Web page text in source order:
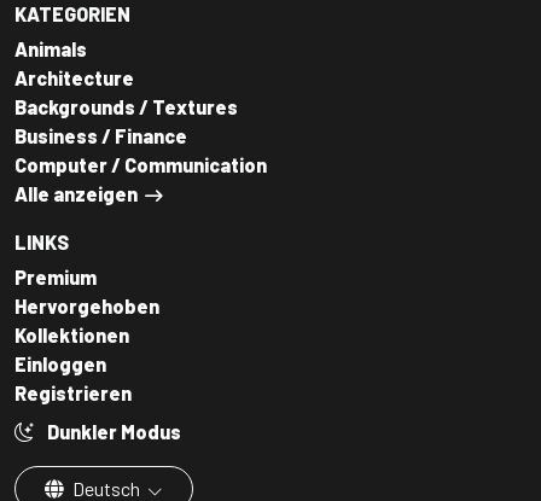
KATEGORIEN
Animals
Architecture
Backgrounds / Textures
Business / Finance
Computer / Communication
Alle anzeigen
LINKS
Premium
Hervorgehoben
Kollektionen
Einloggen
Registrieren
Dunkler Modus
Deutsch